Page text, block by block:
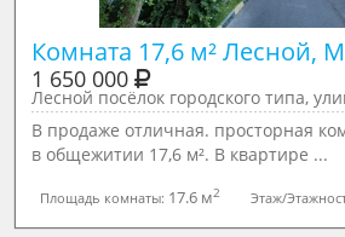
Комната 17,6 м² Лесной,
1 650 000
Лесной посёлок городского типа,
В продаже отличная. просторная
в общежитии 17,6 м². В квартире ...
Площадь комнаты: 17.6 м2 Этаж/